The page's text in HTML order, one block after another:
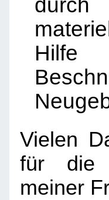
Vielen
für die
meiner